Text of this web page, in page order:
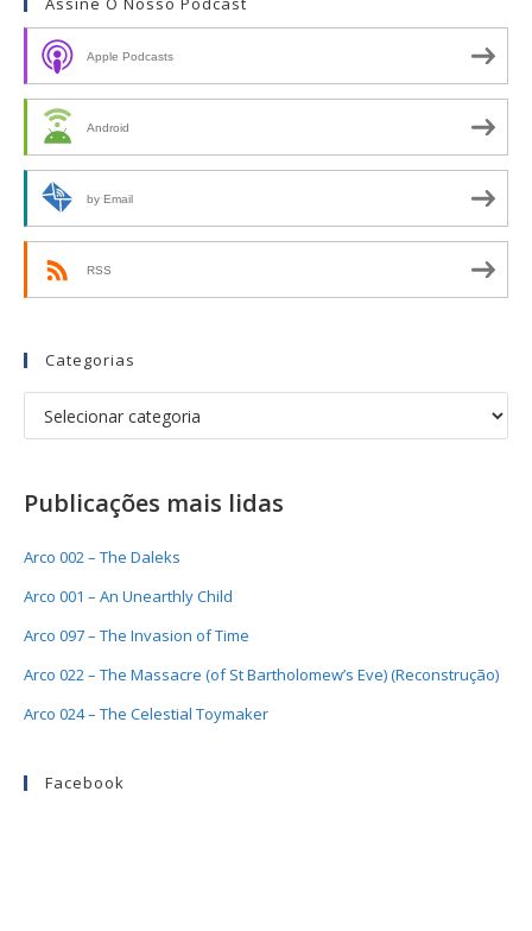
Apple Podcasts
Android
by Email
RSS
Categorias
Publicações mais lidas
Arco 002 – The Daleks
Arco 001 – An Unearthly Child
Arco 097 – The Invasion of Time
Arco 022 – The Massacre (of St Bartholomew’s Eve) (Reconstrução)
Arco 024 – The Celestial Toymaker
Facebook